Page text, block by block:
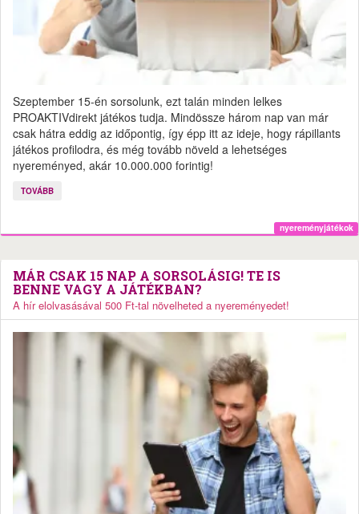
Szeptember 15-én sorsolunk, ezt talán minden lelkes
PROAKTIVdirekt játékos tudja. Mindössze három nap van már
csak hátra eddig az időpontig, így épp itt az ideje, hogy rápillants
játékos profilodra, és még tovább növeld a lehetséges
nyereményed, akár 10.000.000 forintig!
TOVÁBB
nyereményjátékok
MÁR CSAK 15 NAP A SORSOLÁSIG! TE IS
BENNE VAGY A JÁTÉKBAN?
A hír elolvasásával 500 Ft-tal növelheted a nyereményedet!